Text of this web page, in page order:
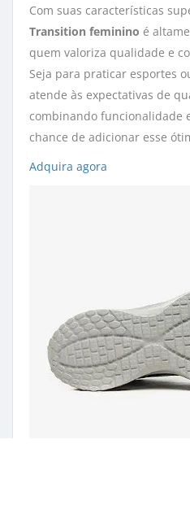
Com suas características
Transition feminino é
quem valoriza qualidade e
Seja para praticar esportes
atende às expectativas de
combinando funcionalidade
chance de adicionar esse
Adquira agora